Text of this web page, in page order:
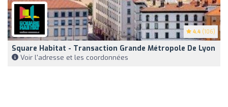
4.4 (106)
Square Habitat - Transaction Grande Métropole De Lyon
Voir l'adresse et les coordonnées